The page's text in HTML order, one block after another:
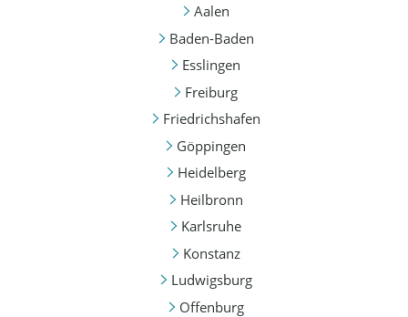
Aalen
Baden-Baden
Esslingen
Freiburg
Friedrichshafen
Göppingen
Heidelberg
Heilbronn
Karlsruhe
Konstanz
Ludwigsburg
Offenburg